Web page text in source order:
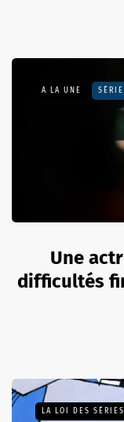
A LA UNE
Une
difficultés
LA LOI DES